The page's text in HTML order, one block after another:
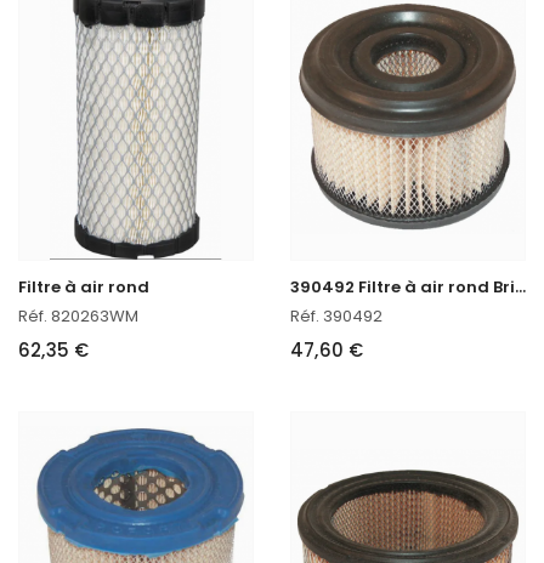
Filtre à air rond
Réf. 820263WM
62,35 €
3
90492 Filtre à air rond Briggs & Stratton
Réf. 390492
47,60 €